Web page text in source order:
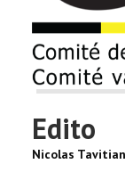
Edito
Nicolas